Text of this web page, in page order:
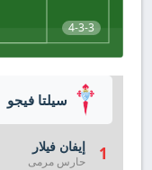
4-3-3
سيلتا فيجو
1 إيفان فيلار
حارس مرمى